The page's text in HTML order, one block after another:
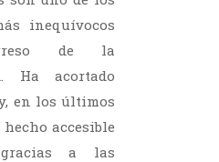
inequívocos
de la
Ha acortado
en los últimos
accesible
a las